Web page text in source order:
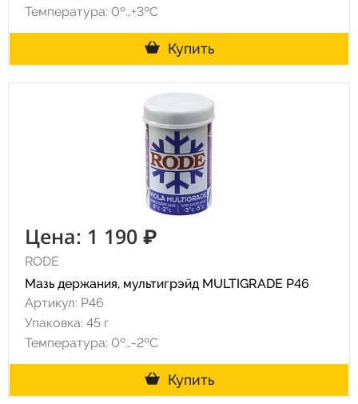
Температура: 0º…+3ºC
Купить
Цена: 1 190 ₽
RODE
Мазь держания, мультигрэйд MULTIGRADE P46
Артикул: P46
Упаковка: 45 г
Температура: 0º…-2ºC
Купить